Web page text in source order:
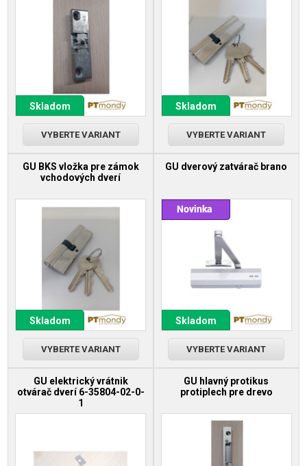
Skladom
VYBERTE VARIANT
Skladom
VYBERTE VARIANT
GU BKS vložka pre zámok
vchodových dverí
Skladom
VYBERTE VARIANT
GU dverový zatvárač brano
Skladom
VYBERTE VARIANT
GU elektrický vrátnik
otvárač dverí 6-35804-02-0-
1
GU hlavný protikus
protiplech pre drevo